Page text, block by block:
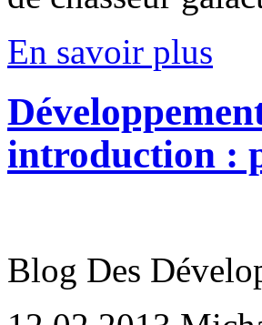
En savoir plus
introduction :
Blog Des